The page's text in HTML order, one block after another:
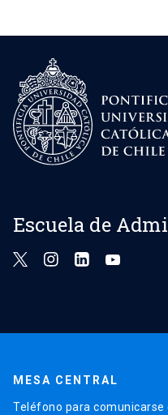
Escuela de
MESA CENTRAL
Teléfono para